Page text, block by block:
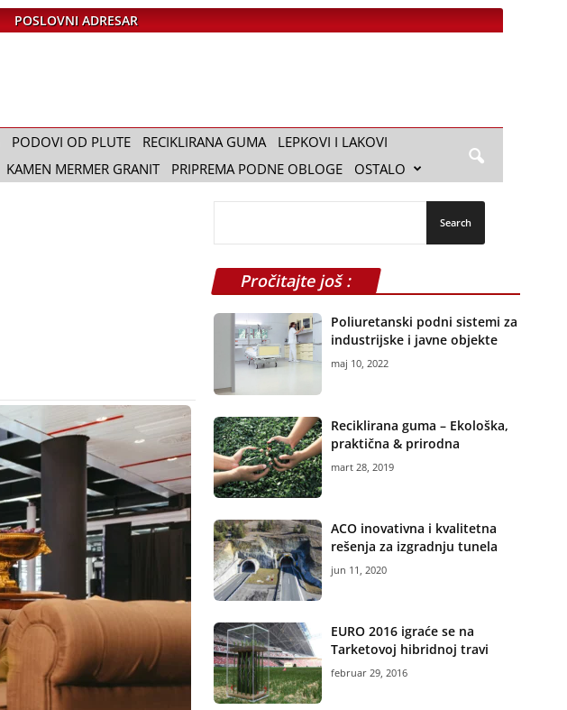
POSLOVNI ADRESAR
PODOVI OD PLUTE RECIKLIRANA GUMA
LEPKOVI I LAKOVI
KAMEN MERMER GRANIT PRIPREMA PODNE OBLOGE OSTALO
Pročitajte još :
Poliuretanski podni sistemi za
industrijske i javne objekte
maj 10, 2022
Reciklirana guma – Ekološka,
praktična & prirodna
mart 28, 2019
ACO inovativna i kvalitetna
rešenja za izgradnju tunela
jun 11, 2020
EURO 2016 igraće se na
Tarketovoj hibridnoj travi
februar 29, 2016